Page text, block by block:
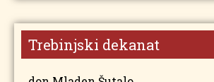
Trebinjski dekanat